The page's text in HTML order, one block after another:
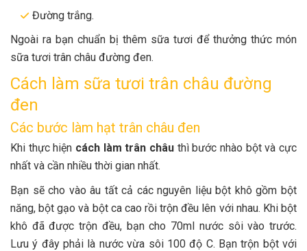
Đường trắng.
Ngoài ra bạn chuẩn bị thêm sữa tươi để thưởng thức món
sữa tươi trân châu đường đen.
Cách làm sữa tươi trân châu đường
đen
Các bước làm hạt trân châu đen
Khi thực hiện cách làm trân châu thì bước nhào bột và cực
nhất và cần nhiều thời gian nhất.
Bạn sẽ cho vào âu tất cả các nguyên liệu bột khô gồm bột
năng, bột gạo và bột ca cao rồi trộn đều lên với nhau. Khi bột
khô đã được trộn đều, bạn cho 70ml nước sôi vào trước.
Lưu ý đây phải là nước vừa sôi 100 độ C. Bạn trộn bột với